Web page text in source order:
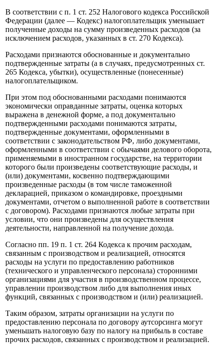
В соответствии с п. 1 ст. 252 Налогового кодекса Российской
Федерации (далее — Кодекс) налогоплательщик уменьшает
полученные доходы на сумму произведенных расходов (за
исключением расходов, указанных в ст. 270 Кодекса).
Расходами признаются обоснованные и документально
подтвержденные затраты (а в случаях, предусмотренных ст.
265 Кодекса, убытки), осуществленные (понесенные)
налогоплательщиком.
При этом под обоснованными расходами понимаются
экономически оправданные затраты, оценка которых
выражена в денежной форме, а под документально
подтвержденными расходами понимаются затраты,
подтвержденные документами, оформленными в
соответствии с законодательством РФ, либо документами,
оформленными в соответствии с обычаями делового оборота,
применяемыми в иностранном государстве, на территории
которого были произведены соответствующие расходы, и
(или) документами, косвенно подтверждающими
произведенные расходы (в том числе таможенной
декларацией, приказом о командировке, проездными
документами, отчетом о выполненной работе в соответствии
с договором). Расходами признаются любые затраты при
условии, что они произведены для осуществления
деятельности, направленной на получение дохода.
Согласно пп. 19 п. 1 ст. 264 Кодекса к прочим расходам,
связанным с производством и реализацией, относятся
расходы на услуги по предоставлению работников
(технического и управленческого персонала) сторонними
организациями для участия в производственном процессе,
управлении производством либо для выполнения иных
функций, связанных с производством и (или) реализацией.
Таким образом, затраты организации на услуги по
предоставлению персонала по договору аутсорсинга могут
уменьшать налоговую базу по налогу на прибыль в составе
прочих расходов, связанных с производством и реализацией.